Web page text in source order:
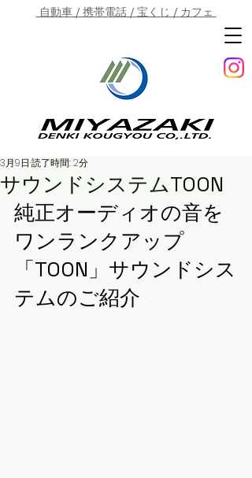
自動車 / 携帯電話 / 宝くじ / カフェ
サウンドシステムTOON
3月9日 読了時間: 2分
純正オーディオの音を
ワンランクアップ
「TOON」サウンドシス
テムのご紹介